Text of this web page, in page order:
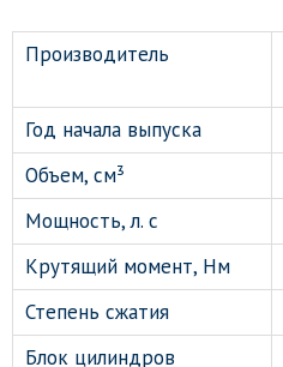
Производитель
Год начала выпуска
Объем, см³
Мощность, л. с
Крутящий момент, Нм
Степень сжатия
Блок цилиндров